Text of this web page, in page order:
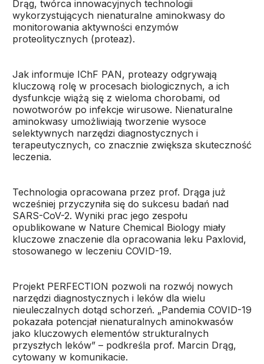
Drąg, twórca innowacyjnych technologii
wykorzystujących nienaturalne aminokwasy do
monitorowania aktywności enzymów
proteolitycznych (proteaz).
Jak informuje IChF PAN, proteazy odgrywają
kluczową rolę w procesach biologicznych, a ich
dysfunkcje wiążą się z wieloma chorobami, od
nowotworów po infekcje wirusowe. Nienaturalne
aminokwasy umożliwiają tworzenie wysoce
selektywnych narzędzi diagnostycznych i
terapeutycznych, co znacznie zwiększa skuteczność
leczenia.
Technologia opracowana przez prof. Drąga już
wcześniej przyczyniła się do sukcesu badań nad
SARS-CoV-2. Wyniki prac jego zespołu
opublikowane w Nature Chemical Biology miały
kluczowe znaczenie dla opracowania leku Paxlovid,
stosowanego w leczeniu COVID-19.
Projekt PERFECTION pozwoli na rozwój nowych
narzędzi diagnostycznych i leków dla wielu
nieuleczalnych dotąd schorzeń. „Pandemia COVID-19
pokazała potencjał nienaturalnych aminokwasów
jako kluczowych elementów strukturalnych
przyszłych leków” – podkreśla prof. Marcin Drąg,
cytowany w komunikacie.